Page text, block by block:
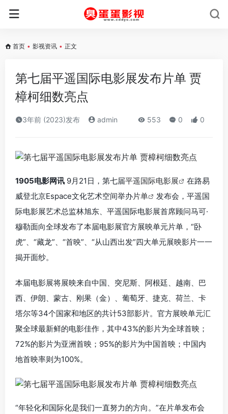
首页 • 影视资讯 • 正文
第七届平遥国际电影展发布片单 贾
樟柯细数亮点
3年前 (2023)发布 admin 553 0 0
1905电影网讯 9月21日，第七届平遥国际电影展
在路易
威登北京Espace文化艺术空间举办片单
发布会，平遥国
际电影展艺术总监林旭东、平遥国际电影展首席顾问马可·
穆勒面向全球发布了本届电影展官方展映单元片单，“卧
虎”、“藏龙”、“首映”、“从山西出发”四大单元展映影片一一
揭开面纱。
本届电影展将展映来自中国、突尼斯、阿根廷、越南、巴
西、伊朗、蒙古、刚果（金）、葡萄牙、捷克、荷兰、卡
塔尔等34个国家和地区的共计53部影片。官方展映单元汇
聚全球最新鲜的电影佳作，其中43%的影片为全球首映；
72%的影片为亚洲首映；95%的影片为中国首映；中国内
地首映率则为100%。
“年轻化和国际化是我们一直努力的方向。”在片单发布会